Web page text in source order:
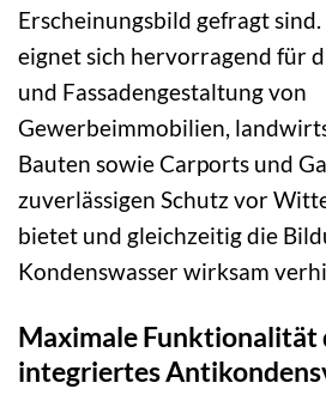
Erscheinungsbild gefragt
eignet sich hervorragend für
und Fassadengestaltung von
Gewerbeimmobilien,
Bauten sowie Carports und
zuverlässigen Schutz vor
bietet und gleichzeitig die
Kondenswasser wirksam
Maximale Funktionalität
integriertes